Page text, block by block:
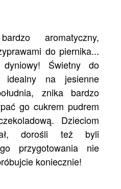
aromatyczny,
do piernika...
dyniowy! Świetny do
na jesienne
znika bardzo
go cukrem pudrem
Dzieciom
dorośli też byli
przygotowania nie
koniecznie!